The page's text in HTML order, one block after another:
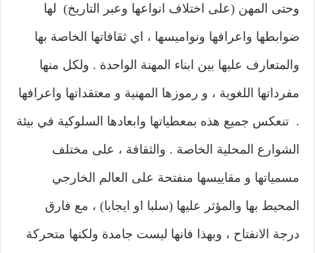
وحتى المهن (على اختلاف انواعها وعبر التاريخ) لها
ضوابطها واعرافها ونواميسها ، اي ثقافاتها الخاصة بها
والمتعارف عليها بين ابناء المهنة الواحدة . ولكل منها
مفرداتها اللغوية ، و رموزها المهنية و معتقداتها واعرافها
. تنعكس جميع هذه بمعطياتها وابعادها السلوكية في بيئة
الشوارع المحلية الخاصة . والثقافة ، على مختلف
مسمياتها و مقاييسها منفتحة على العالم الخارجي
المحيط بها والمؤثر عليها (سلبا او ايجابا) ، مع فارق
درجة الانفتاح ، وبهذا فانها ليست جامدة ولكنها متحركة